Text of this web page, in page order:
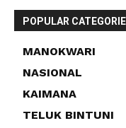
POPULAR
MANOKWARI
NASIONAL
KAIMANA
TELUK BINTUNI